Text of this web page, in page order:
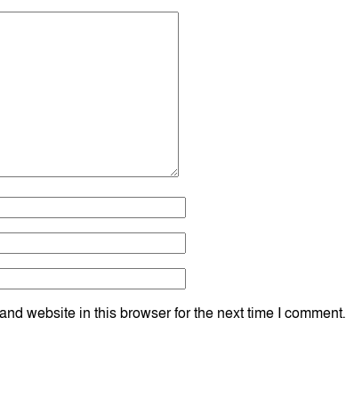
website in this browser for the next time I comment.